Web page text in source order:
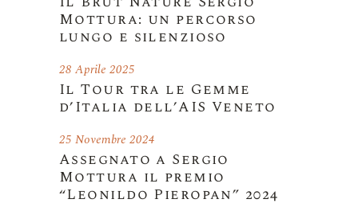
Mottura: un percorso
lungo e silenzioso
Il Tour tra le Gemme
d’Italia dell’AIS Veneto
28 Aprile 2025
Assegnato a Sergio
Mottura il premio
“Leonildo Pieropan” 2024
25 Novembre 2024